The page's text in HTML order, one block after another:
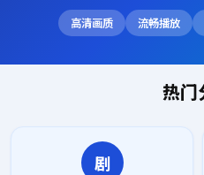
高清画质 流畅播放
热门
剧